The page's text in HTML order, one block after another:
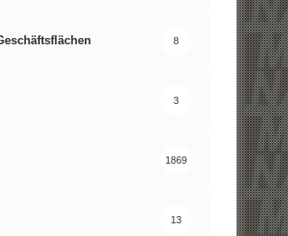
8
3
1869
13